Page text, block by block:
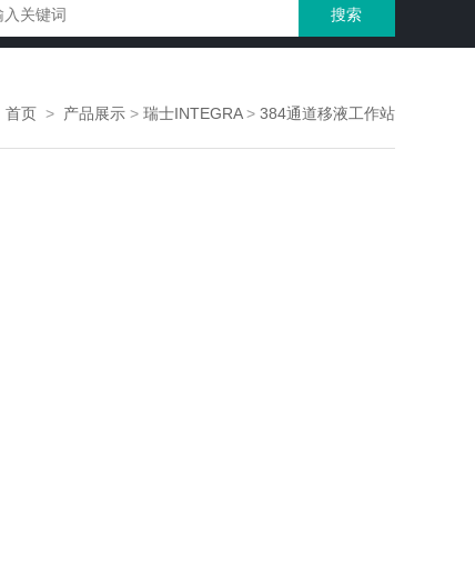
首页 > 产品展示 > 瑞士INTEGRA> 384通道移液工作站